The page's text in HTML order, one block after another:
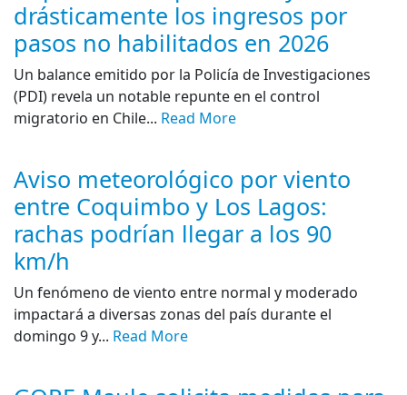
drásticamente los ingresos por
pasos no habilitados en 2026
Un balance emitido por la Policía de Investigaciones
(PDI) revela un notable repunte en el control
migratorio en Chile... Read More
Aviso meteorológico por viento
entre Coquimbo y Los Lagos:
rachas podrían llegar a los 90
km/h
Un fenómeno de viento entre normal y moderado
impactará a diversas zonas del país durante el
domingo 9 y... Read More